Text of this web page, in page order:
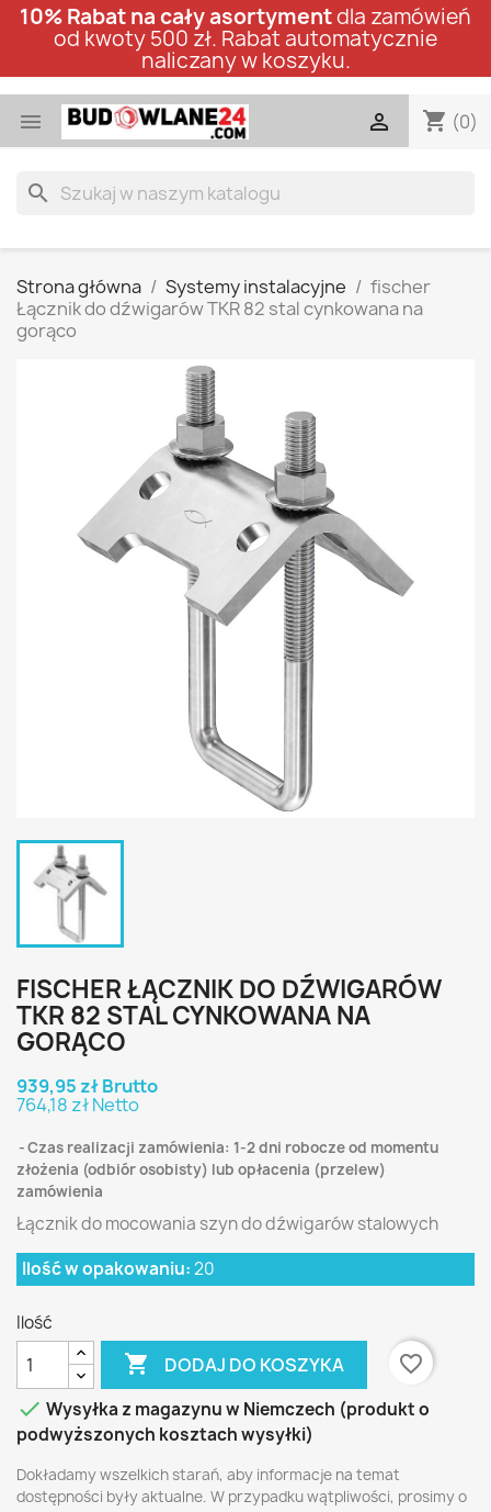
10% Rabat na cały asortymentdla zamówień
od kwoty 500 zł. Rabat automatycznie
naliczany w koszyku.
 shopping_cart (0)

search
Strona główna Systemy instalacyjne
fischer
Łącznik do dźwigarów TKR 82 stal cynkowana na
gorąco
FISCHER ŁĄCZNIK DO DŹWIGARÓW
TKR 82 STAL CYNKOWANA NA
GORĄCO
939,95 zł Brutto
764,18 zł Netto
Czas realizacji zamówienia: 1-2 dni robocze od momentu
złożenia (odbiór osobisty) lub opłacenia (przelew)
zamówienia
Łącznik do mocowania szyn do dźwigarów stalowych
Ilość w opakowaniu:20
Ilość
 DODAJ DO KOSZYKA
favorite_border
 Wysyłka z magazynu w Niemczech (produkt o
podwyższonych kosztach wysyłki)
Dokładamy wszelkich starań, aby informacje na temat
dostępności były aktualne. W przypadku wątpliwości, prosimy o